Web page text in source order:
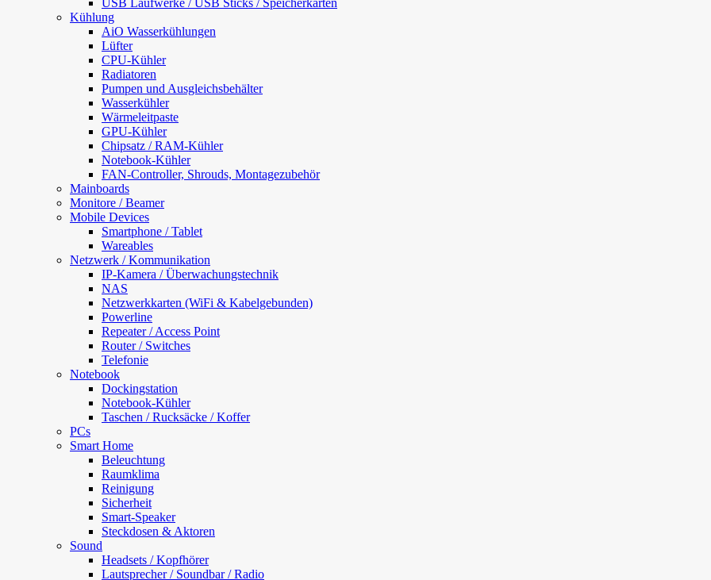
USB Laufwerke / USB Sticks / Speicherkarten
Kühlung
AiO Wasserkühlungen
Lüfter
CPU-Kühler
Radiatoren
Pumpen und Ausgleichsbehälter
Wasserkühler
Wärmeleitpaste
GPU-Kühler
Chipsatz / RAM-Kühler
Notebook-Kühler
FAN-Controller, Shrouds, Montagezubehör
Mainboards
Monitore / Beamer
Mobile Devices
Smartphone / Tablet
Wareables
Netzwerk / Kommunikation
IP-Kamera / Überwachungstechnik
NAS
Netzwerkkarten (WiFi & Kabelgebunden)
Powerline
Repeater / Access Point
Router / Switches
Telefonie
Notebook
Dockingstation
Notebook-Kühler
Taschen / Rucksäcke / Koffer
PCs
Smart Home
Beleuchtung
Raumklima
Reinigung
Sicherheit
Smart-Speaker
Steckdosen & Aktoren
Sound
Headsets / Kopfhörer
Lautsprecher / Soundbar / Radio